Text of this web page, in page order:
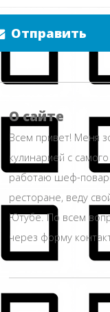
Отправить
О сайте
Всем привет! Меня
кулинарией с
работаю шеф-
ресторане, веду
Ютубе. По всем
через форму